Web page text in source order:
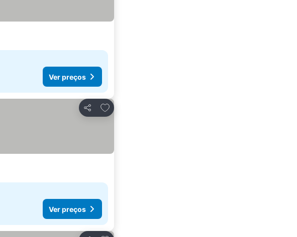
Ver preços
Partilhar
Adicionar aos favoritos
Ver preços